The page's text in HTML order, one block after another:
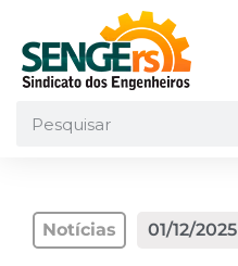
Notícias 01/12/2025